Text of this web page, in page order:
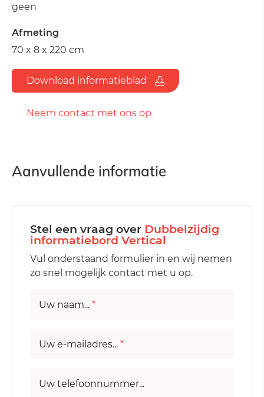
geen
Afmeting
70 x 8 x 220 cm
Download informatieblad
Neem contact met ons op
Aanvullende informatie
Stel een vraag over Dubbelzijdig
informatiebord Vertical
Vul onderstaand formulier in en wij nemen
zo snel mogelijk contact met u op.
Uw naam... *
Uw e-mailadres... *
Uw telefoonnummer...